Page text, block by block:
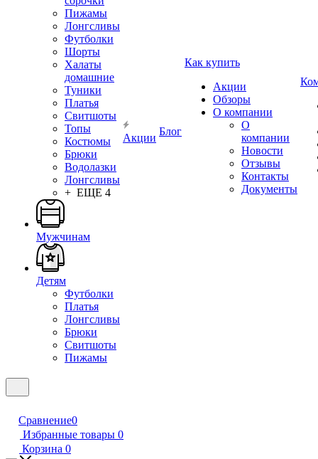
Пижамы
Лонгсливы
Футболки
Шорты
Халаты
домашние
Туники
Платья
Свитшоты
Топы
Костюмы
Брюки
Водолазки
Лонгсливы
+ ЕЩЕ 4
Мужчинам
Детям
Футболки
Платья
Лонгсливы
Брюки
Свитшоты
Пижамы
Акции
Блог
Как купить
Акции
Обзоры
О компании
О
компании
Новости
Отзывы
Контакты
Документы
Сравнение0
Избранные товары 0
Корзина 0